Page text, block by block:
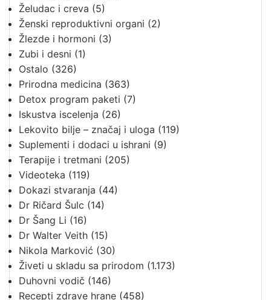
Želudac i creva (5)
Ženski reproduktivni organi (2)
Žlezde i hormoni (3)
Zubi i desni (1)
Ostalo (326)
Prirodna medicina (363)
Detox program paketi (7)
Iskustva iscelenja (26)
Lekovito bilje – značaj i uloga (119)
Suplementi i dodaci u ishrani (9)
Terapije i tretmani (205)
Videoteka (119)
Dokazi stvaranja (44)
Dr Ričard Šulc (14)
Dr Šang Li (16)
Dr Walter Veith (15)
Nikola Marković (30)
Živeti u skladu sa prirodom (1.173)
Duhovni vodič (146)
Recepti zdrave hrane (458)